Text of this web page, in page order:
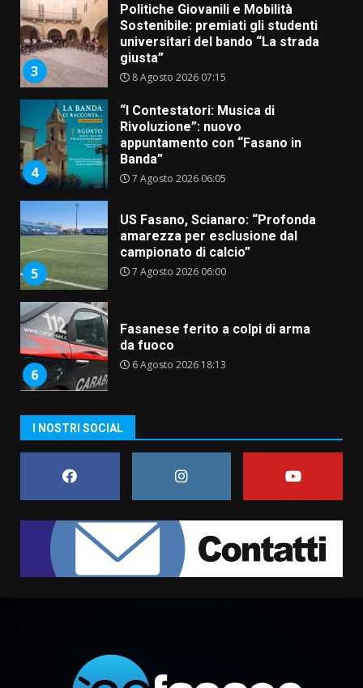
3
Politiche Giovanili e Mobilità
Sostenibile: premiati gli studenti
universitari del bando “La strada
giusta”
8 Agosto 2026 07:15
4
“I Contestatori: Musica di
Rivoluzione”: nuovo
appuntamento con “Fasano in
Banda”
7 Agosto 2026 06:05
5
US Fasano, Scianaro: “Profonda
amarezza per esclusione dal
campionato di calcio”
7 Agosto 2026 06:00
6
Fasanese ferito a colpi di arma
da fuoco
6 Agosto 2026 18:13
di aperture straordinarie del
Comune di Fasano
6 Agosto 2026 14:16
1
La Banda Città di Fasano apre
ufficialmente la Festa di
Savelletri
8 Agosto 2026 11:00
Santis
8 Agosto 2026 07:30
I NOSTRI SOCIAL